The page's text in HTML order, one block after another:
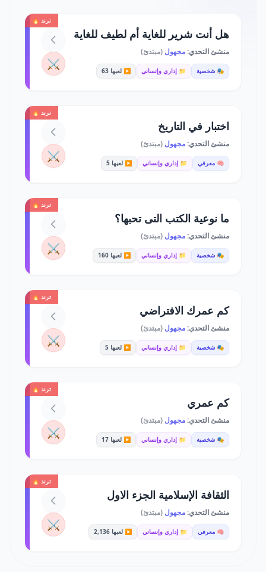
ترند 🔥
هل أنت شرير للغاية أم لطيف للغاية
منشئ التحدي:مجهول (مبتدئ)
🎭 شخصية 📁 إداري وإنساني ▶️ لعبها 63 ⚔️
ترند 🔥
اختبار في التاريخ
منشئ التحدي:مجهول (مبتدئ)
🧠 معرفي 📁 إداري وإنساني ▶️ لعبها 5 ⚔️
ترند 🔥
ما نوعية الكتب التى تحبها؟
منشئ التحدي:مجهول (مبتدئ)
🎭 شخصية 📁 إداري وإنساني ▶️ لعبها 160 ⚔️
ترند 🔥
كم عمرك الافتراضي
منشئ التحدي:مجهول (مبتدئ)
🎭 شخصية 📁 إداري وإنساني ▶️ لعبها 5 ⚔️
ترند 🔥
كم عمري
منشئ التحدي:مجهول (مبتدئ)
🎭 شخصية 📁 إداري وإنساني ▶️ لعبها 17 ⚔️
ترند 🔥
الثقافة الإسلامية الجزء الاول
منشئ التحدي:مجهول (مبتدئ)
🧠 معرفي 📁 إداري وإنساني ▶️ لعبها 2,136 ⚔️